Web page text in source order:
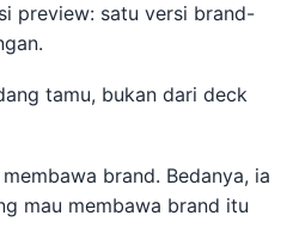
preview: satu versi brand-
tamu, bukan dari deck
brand. Bedanya, ia
mau membawa brand itu